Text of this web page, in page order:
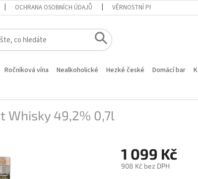
OCHRANA OSOBNÍCH ÚDAJŮ VĚRNOSTNÍ PROGRAM
Ročníková vína Nealkoholické Hezké české Domácí bar
Whisky 49,2% 0,7l
1 099 Kč
908 Kč bez DPH